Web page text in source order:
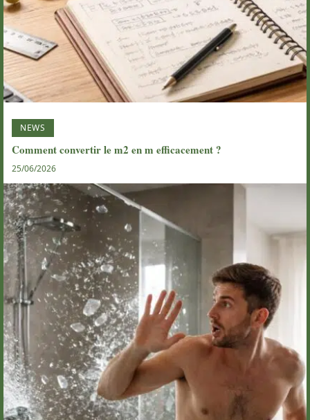
NEWS
Comment convertir le m2 en m efficacement ?
25/06/2026